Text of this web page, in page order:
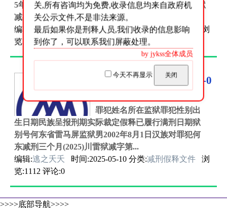
5年4月28日汉族对罪犯赵黎柯减刑四个月(2025)川雷狱
减字第504号李仔月布省雷...
编辑:
逃之夭夭 时间:2025-08-06 分类:减刑假释文件
浏
览:2 评论:0
四川省雷马屏监狱2025-0
罪犯姓名所在监狱罪犯性别出
生日期民族呈报刑期实际裁定假释已履行满刑日期狱
别号何东省雷马屏监狱男2002年8月1日汉族对罪犯何
东减刑三个月(2025)川雷狱减字第...
编辑:逃之夭夭 时间:2025-05-10 分类:减刑假释文件
浏
览:1112 评论:0
>>>>底部导航>>>>
关,所有咨询均为免费,收录信息均来自政府机
关公示文件,不是非法来源。
最后如果你是刑释人员,我们收录的信息影响
到你了，可以联系我们屏蔽处理。
by jykss全体成员
今天不再显示 关闭